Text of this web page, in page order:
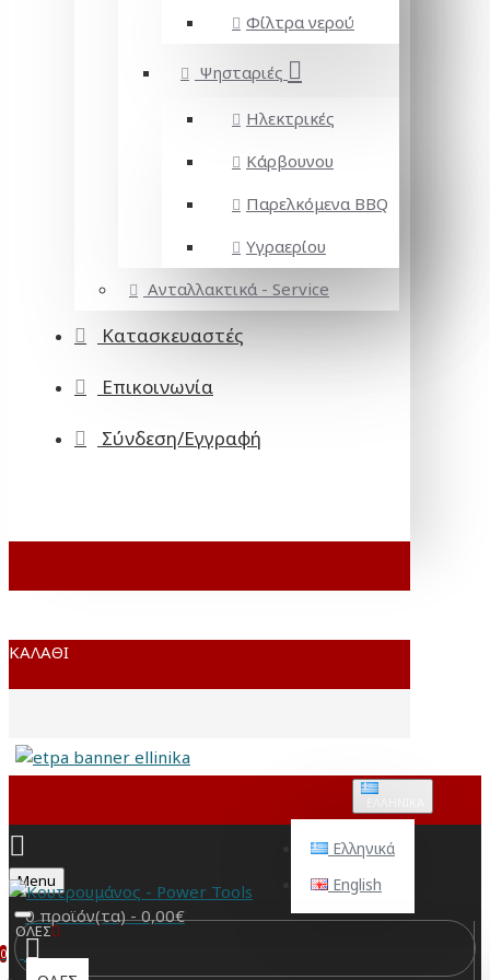
Φίλτρα νερού
Ψησταριές
Ηλεκτρικές
Κάρβουνου
Παρελκόμενα BBQ
Υγραερίου
Ανταλλακτικά - Service
Κατασκευαστές
Επικοινωνία
Σύνδεση/Εγγραφή
ΚΑΛΆΘΙ
Ελληνικά
English
Menu
0 προϊόν(τα) - 0,00€
0
ΟΛΕΣ